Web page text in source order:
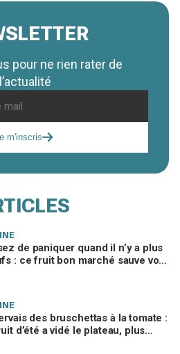
pour ne rien rater de
l’actualité
m'inscris
de paniquer quand il n’y a plus
: ce fruit bon marché sauve vos
des bruschettas à la tomate :
d’été a vidé le plateau, plus